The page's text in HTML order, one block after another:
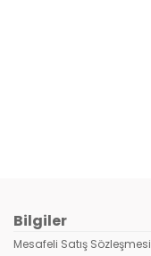
Bilgiler
Mesafeli Satış Sözleşmesi